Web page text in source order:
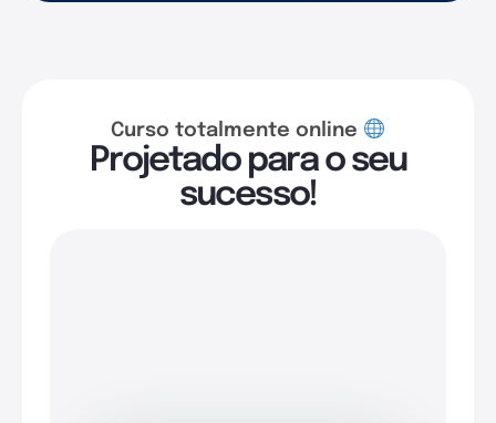
Curso totalmente online
Projetado para o seu
sucesso!